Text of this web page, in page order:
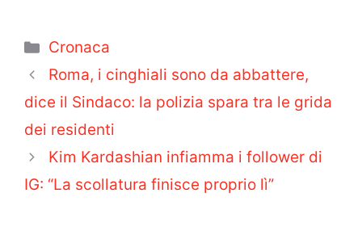
Categorie
Cronaca
Roma, i cinghiali sono da abbattere,
dice il Sindaco: la polizia spara tra le grida
dei residenti
Kim Kardashian infiamma i follower di
IG: “La scollatura finisce proprio lì”